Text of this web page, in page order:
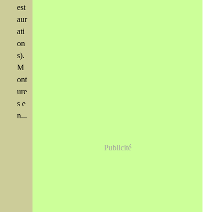
est
aur
ati
on
s).
M
ont
ure
s e
n...
Publicité